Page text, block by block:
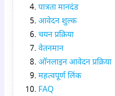
पात्रता मानदंड
आवेदन शुल्क
चयन प्रक्रिया
वेतनमान
ऑनलाइन आवेदन प्रक्रिया
महत्वपूर्ण लिंक
FAQ